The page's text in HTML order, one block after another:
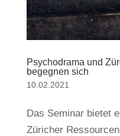
Psychodrama und
begegnen sich
10.02.2021
Das Seminar bietet
Züricher